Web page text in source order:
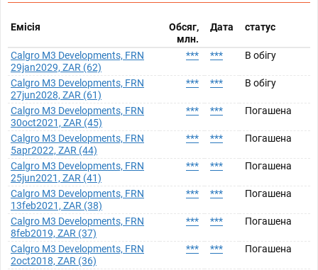
Емісія
Обсяг,
млн.
Дата статус
Calgro M3 Developments, FRN
29jan2029, ZAR (62)
*** *** В обігу
Calgro M3 Developments, FRN
27jun2028, ZAR (61)
*** *** В обігу
Calgro M3 Developments, FRN
30oct2021, ZAR (45)
*** *** Погашена
Calgro M3 Developments, FRN
5apr2022, ZAR (44)
*** *** Погашена
Calgro M3 Developments, FRN
25jun2021, ZAR (41)
*** *** Погашена
Calgro M3 Developments, FRN
13feb2021, ZAR (38)
*** *** Погашена
Calgro M3 Developments, FRN
8feb2019, ZAR (37)
*** *** Погашена
Calgro M3 Developments, FRN
2oct2018, ZAR (36)
*** *** Погашена